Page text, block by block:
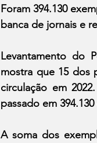
Foram 394.130
banca de jornais e
Levantamento do
mostra que 15 dos
circulação em
passado em
A soma dos